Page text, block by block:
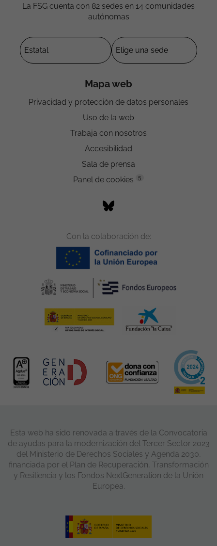
La FSG cuenta con 82 sedes en 14 comunidades
autónomas
Mapa web
Privacidad y protección de datos personales
Uso de la web
Trabaja con nosotros
Accesibilidad
Sala de prensa
Panel de cookies
5
Con la colaboración de:
Esta web ha sido renovada a través de la Convocatoria
de ayudas para la modernización del Tercer Sector 2023
del Ministerio de Derechos Sociales y Agenda 2030,
financiada por el Plan de Recuperación, Transformación
y Resiliencia y los Fondos NextGeneration de la Unión
Europea.